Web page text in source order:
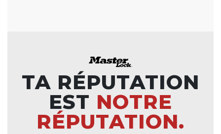
TA RÉPUTATION
EST NOTRE
RÉPUTATION.